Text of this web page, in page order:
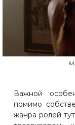
Важной
помимо
жанра ролей